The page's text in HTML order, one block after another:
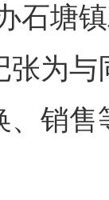
石塘
张为
销售